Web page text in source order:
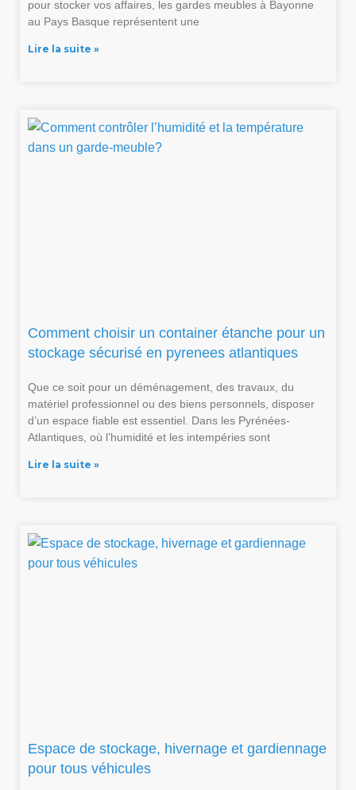
pour stocker vos affaires, les gardes meubles à Bayonne
au Pays Basque représentent une
Lire la suite »
Comment choisir un container étanche pour un
stockage sécurisé en pyrenees atlantiques
Que ce soit pour un déménagement, des travaux, du
matériel professionnel ou des biens personnels, disposer
d’un espace fiable est essentiel. Dans les Pyrénées-
Atlantiques, où l’humidité et les intempéries sont
Lire la suite »
Espace de stockage, hivernage et gardiennage
pour tous véhicules